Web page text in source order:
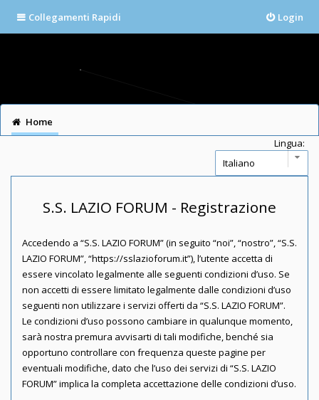
Collegamenti Rapidi Login
Home
Lingua:
S.S. LAZIO FORUM - Registrazione
Accedendo a “S.S. LAZIO FORUM” (in seguito “noi”, “nostro”, “S.S.
LAZIO FORUM”, “https://sslazioforum.it”), l’utente accetta di
essere vincolato legalmente alle seguenti condizioni d’uso. Se
non accetti di essere limitato legalmente dalle condizioni d’uso
seguenti non utilizzare i servizi offerti da “S.S. LAZIO FORUM”.
Le condizioni d’uso possono cambiare in qualunque momento,
sarà nostra premura avvisarti di tali modifiche, benché sia
opportuno controllare con frequenza queste pagine per
eventuali modifiche, dato che l’uso dei servizi di “S.S. LAZIO
FORUM” implica la completa accettazione delle condizioni d’uso.